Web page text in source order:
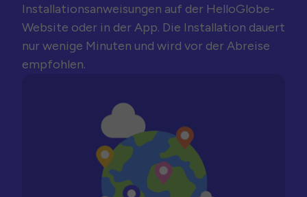
Installationsanweisungen auf der HelloGlobe-
Website oder in der App. Die Installation dauert
nur wenige Minuten und wird vor der Abreise
empfohlen.